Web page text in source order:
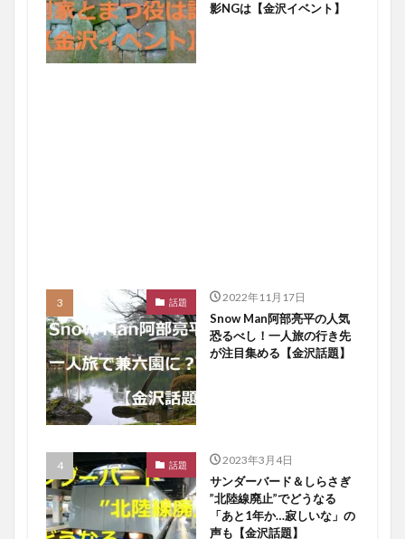
影NGは【金沢イベント】
話題 2022年11月17日
Snow Man阿部亮平の人気
恐るべし！一人旅の行き先
が注目集める【金沢話題】
話題 2023年3月4日
サンダーバード＆しらさぎ
”北陸線廃止”でどうなる
「あと1年か…寂しいな」の
声も【金沢話題】